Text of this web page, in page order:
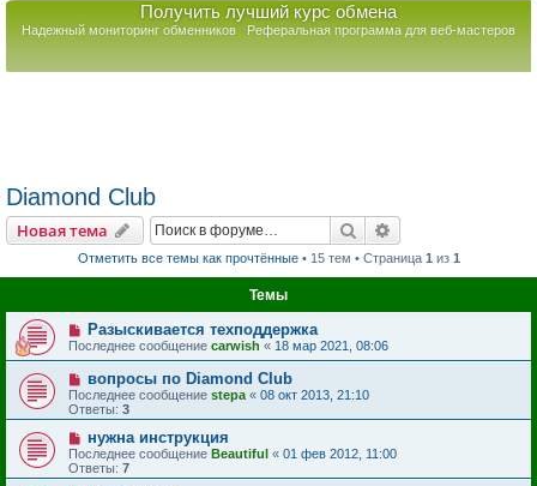
Получить лучший курс обмена
Надежный мониторинг обменников Реферальная программа для веб-мастеров
Diamond Club
Новая тема Поиск
Отметить все темы как прочтённые• 15 тем • Страница 1 из 1
Темы
Разыскивается техподдержка
Последнее сообщение carwish « 18 мар 2021, 08:06
вопросы по Diamond Club
Последнее сообщение stepa « 08 окт 2013, 21:10
Ответы: 3
нужна инструкция
Последнее сообщение Beautiful « 01 фев 2012, 11:00
Ответы: 7